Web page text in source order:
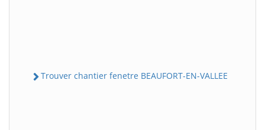
Trouver chantier fenetre BEAUFORT-EN-VALLEE